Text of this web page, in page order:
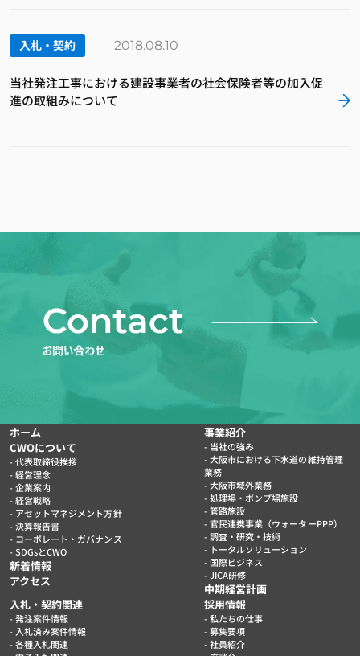
入札・契約 2018.08.10
当社発注工事における建設事業者の社会保険者等の加入促
進の取組みについて
ホーム
CWOについて
代表取締役挨拶
経営理念
企業案内
経営戦略
アセットマネジメント方針
決算報告書
コーポレート・ガバナンス
SDGsとCWO
新着情報
アクセス
事業紹介
当社の強み
大阪市における下水道の維持管理
業務
大阪市域外業務
処理場・ポンプ場施設
管路施設
官民連携事業（ウォーターPPP）
調査・研究・技術
トータルソリューション
国際ビジネス
JICA研修
中期経営計画
入札・契約関連
発注案件情報
入札済み案件情報
各種入札関連
採用情報
私たちの仕事
募集要項
社員紹介